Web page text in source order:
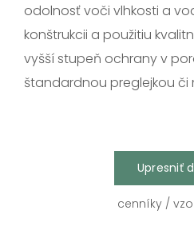
odolnosť voči vlhkosti a
konštrukcii a použitiu
vyšší stupeň ochrany v
štandardnou preglejkou či
Upresniť
cenníky /